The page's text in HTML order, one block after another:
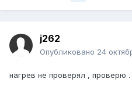
j262
Опубликовано 24
нагрев не проверял , проверю .